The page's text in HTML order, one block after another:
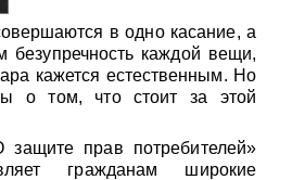
в одно касание, а
безупречность каждой вещи,
кажется естественным. Но
о том, что стоит за этой
защите прав потребителей»
гражданам широкие